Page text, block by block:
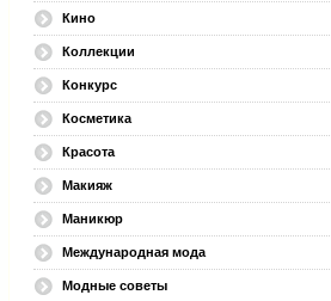
Кино
Коллекции
Конкурс
Косметика
Красота
Макияж
Маникюр
Международная мода
Модные советы